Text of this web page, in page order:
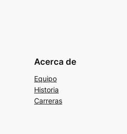
Acerca de
Equipo
Historia
Carreras